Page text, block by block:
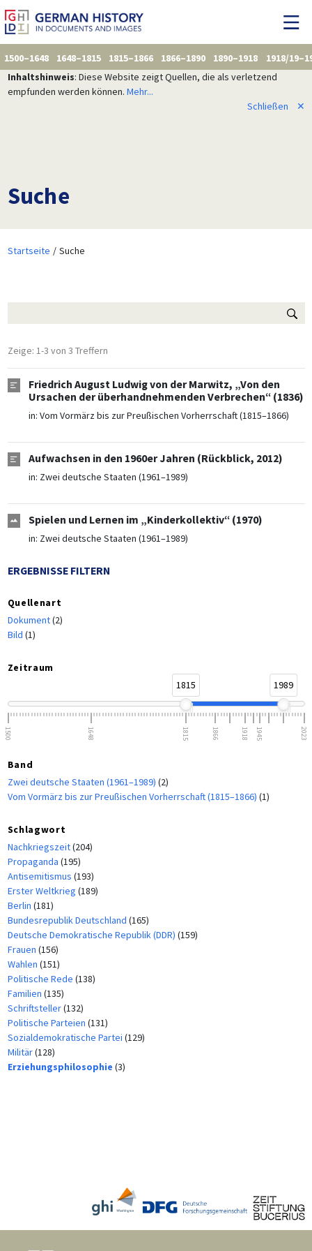
1500–1648 1648–1815 1815–1866 1866–1890 1890–1918
1918/
Inhaltshinweis: Diese Website zeigt Quellen, die als verletzend
empfunden werden können. Mehr...
Schließen
✕
Suche
Startseite Suche
Zeige: 1-3 von 3 Treffern
Friedrich August Ludwig von der Marwitz, „Von den
Ursachen der überhandnehmenden Verbrechen“ (1836)
in: Vom Vormärz bis zur Preußischen Vorherrschaft (1815–1866)
Aufwachsen in den 1960er Jahren (Rückblick, 2012)
in: Zwei deutsche Staaten (1961–1989)
Spielen und Lernen im „Kinderkollektiv“ (1970)
in: Zwei deutsche Staaten (1961–1989)
ERGEBNISSE FILTERN
Quellenart
Dokument(2)
Bild (1)
Zeitraum
1815
1989
1500 1648 1815 1866 1918 1945 2023
Band
Zwei deutsche Staaten (1961–1989) (2)
Vom Vormärz bis zur Preußischen Vorherrschaft (1815–1866) (1)
Schlagwort
Nachkriegszeit(204)
Propaganda (195)
Antisemitismus (193)
Erster Weltkrieg (189)
Berlin (181)
Bundesrepublik Deutschland (165)
Deutsche Demokratische Republik (DDR) (159)
Frauen (156)
Wahlen (151)
Politische Rede (138)
Familien (135)
Schriftsteller(132)
Politische Parteien (131)
Sozialdemokratische Partei (129)
Militär(128)
Erziehungsphilosophie (3)